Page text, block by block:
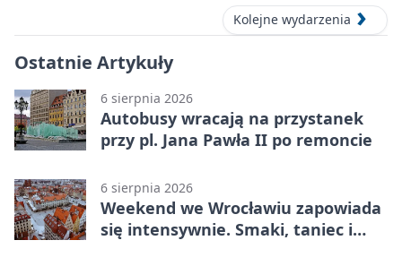
Kolejne wydarzenia
Ostatnie Artykuły
6 sierpnia 2026
Autobusy wracają na przystanek
przy pl. Jana Pawła II po remoncie
6 sierpnia 2026
Weekend we Wrocławiu zapowiada
się intensywnie. Smaki, taniec i